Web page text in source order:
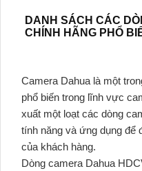
DANH SÁCH CÁC
CHÍNH HÃNG PHỔ
Camera Dahua là một
phổ biến trong lĩnh vực
xuất một loạt các dòng
tính năng và ứng dụng để
của khách hàng.
Dòng camera Dahua